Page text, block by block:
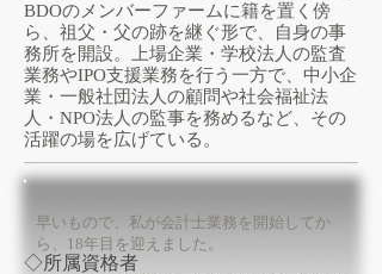
BDOのメンバーファームに籍を置く傍
ら、祖父・父の跡を継ぐ形で、
自身の事
務所を開設。上場企業・学校法人の監査
業務やIPO支援業務を行う一方で、中小企
業・一般社団法人の顧問や社会福祉法
人・NPO法人の監事を務めるなど、その
活躍の場を広げている。
◇所属資格者
早いもので、私が会計士業務を開始してか
ら、18年目を迎えました。